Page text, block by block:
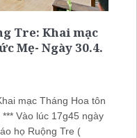
Tre: Khai mạc
Mẹ- Ngày 30.4.
mạc Tháng Hoa tôn
Vào lúc 17g45 ngày
họ Ruộng Tre (